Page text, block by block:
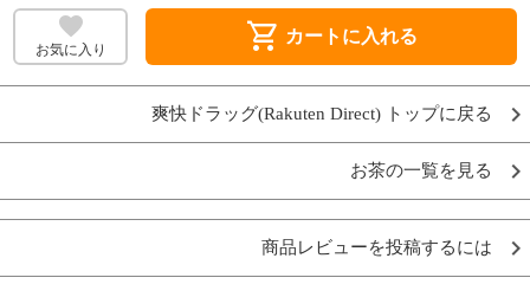
お気に入り shopping_cart カートに入れる
爽快ドラッグ(Rakuten Direct) トップに戻る
お茶の一覧を見る
商品レビューを投稿するには